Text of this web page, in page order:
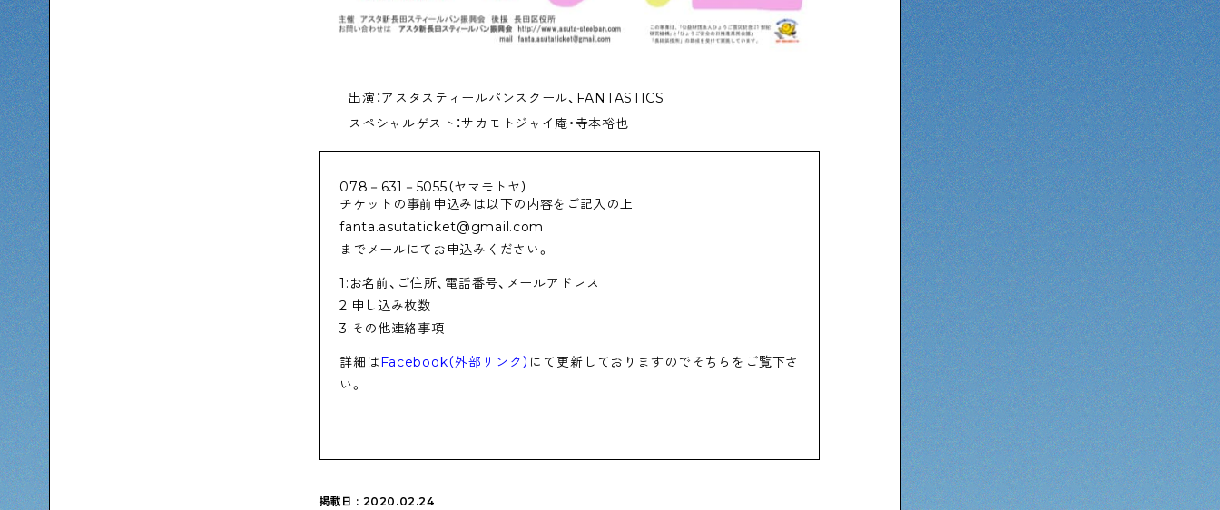
出演：アスタスティールパンスクール、FANTASTICS
スペシャルゲスト：サカモトジャイ庵・寺本裕也
078－631－5055（ヤマモトヤ）
チケットの事前申込みは以下の内容をご記入の上
fanta.asutaticket@gmail.com
までメールにてお申込みください。
1:お名前、ご住所、電話番号、メールアドレス
2:申し込み枚数
3:その他連絡事項
詳細は Facebook（外部リンク） にて更新しておりますのでそちらをご覧下さ
い。
掲載日 : 2020.02.24